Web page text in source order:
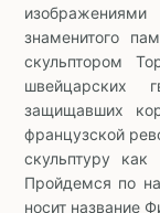
знаменитого
скульптором
швейцарских
защищавших
французской
скульптуру
Пройдемся по
носит название